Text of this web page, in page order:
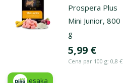
Prospera Plus
Mini Junior, 800
g
Cena
5,99 €
Cena par 100 g: 0,8 €
iesaka